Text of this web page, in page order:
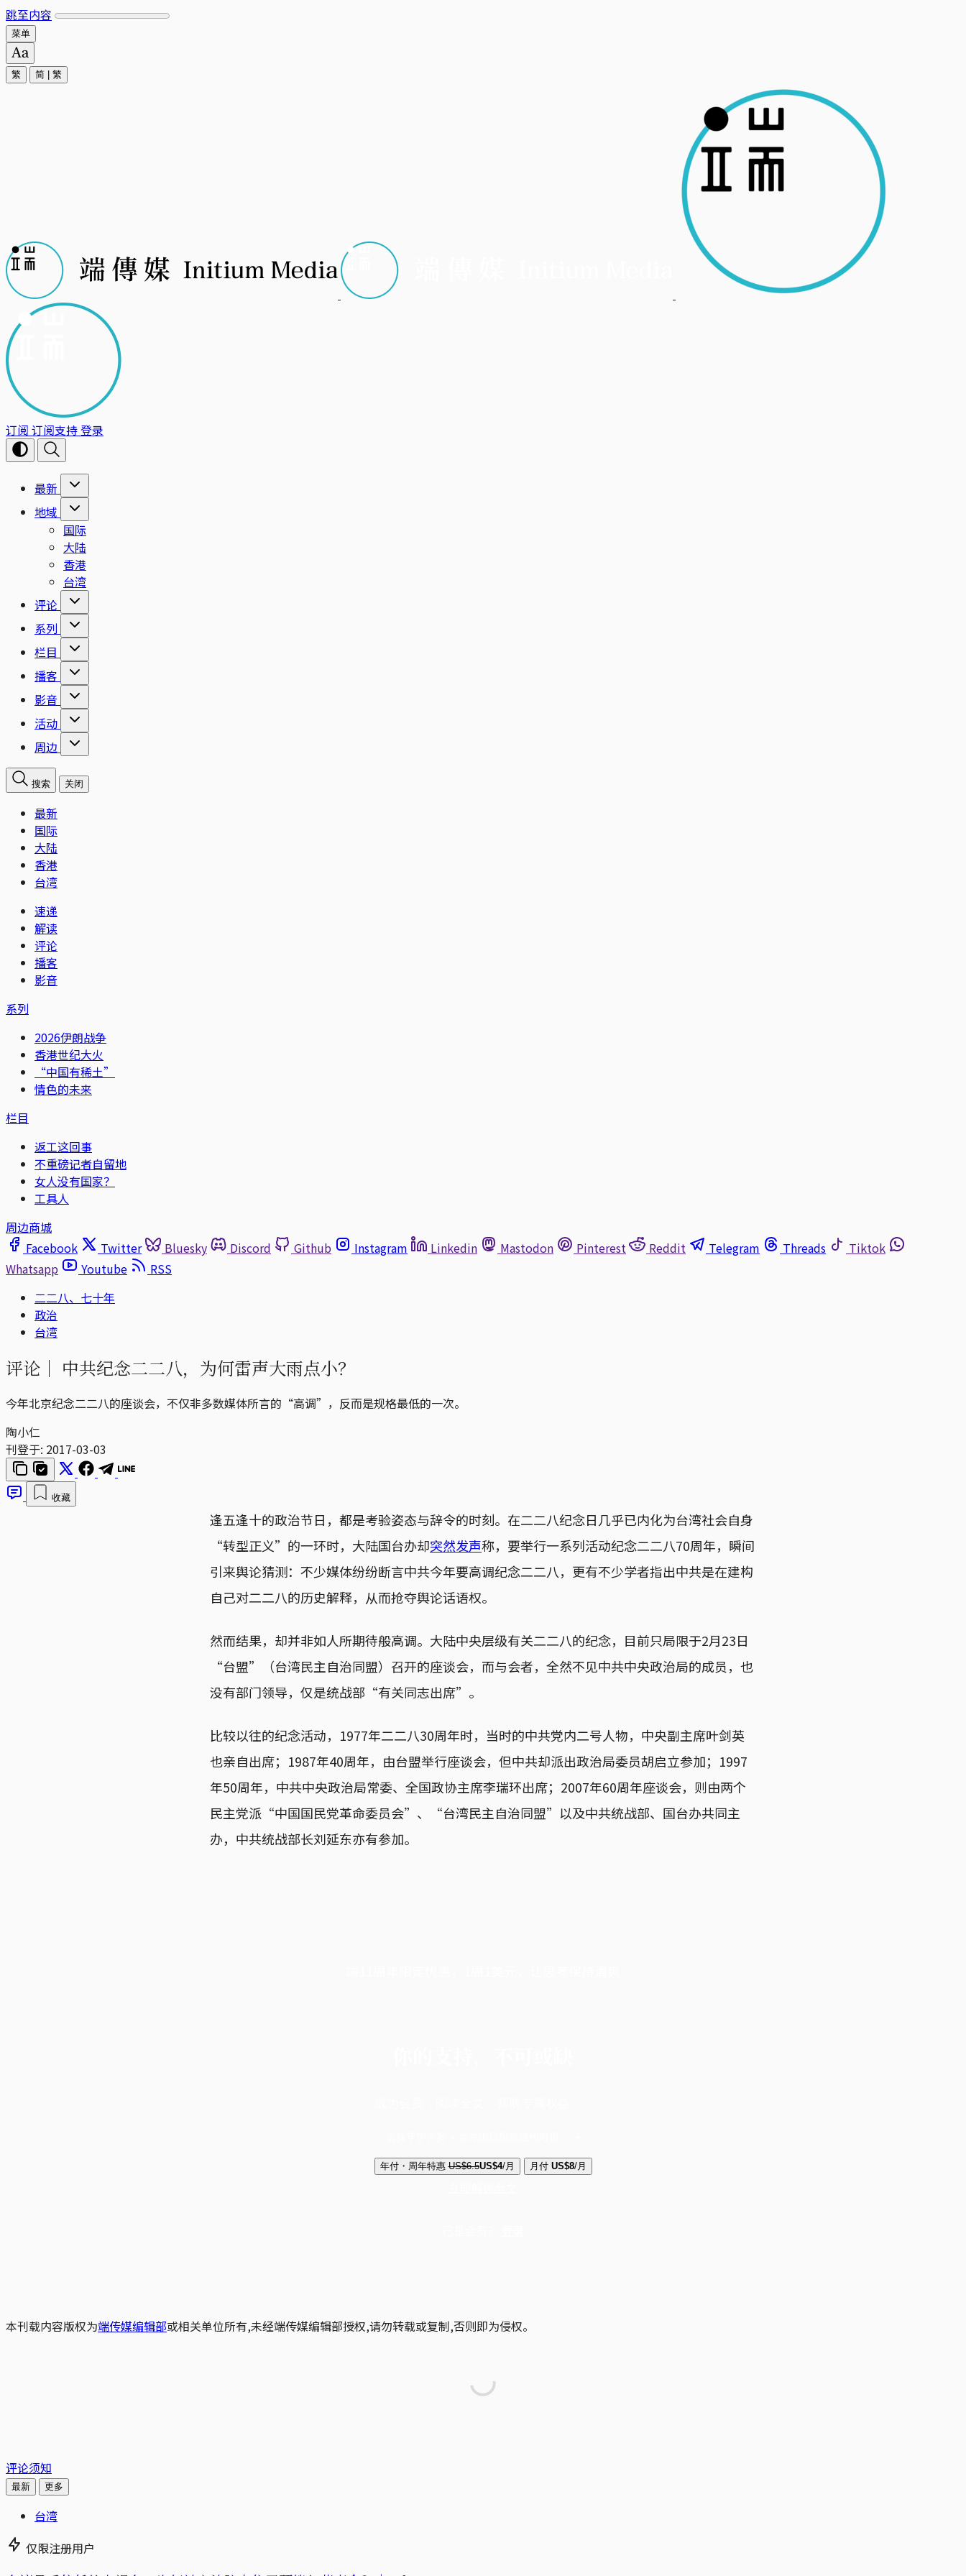
跳至内容
菜单
繁 简 繁
订阅 订阅支持登录
最新
地域
国际
大陆
香港
台湾
评论
系列
栏目
播客
影音
活动
周边
搜索 关闭
最新
国际
大陆
香港
台湾
速递
解读
评论
播客
影音
系列
2026伊朗战争
香港世纪大火
“中国有稀土”
情色的未来
栏目
返工这回事
不重磅记者自留地
女人没有国家？
工具人
周边商城
Facebook
Twitter Bluesky Discord Github Instagram Linkedin Mastodon Pinterest Reddit Telegram Threads
Tiktok
Whatsapp
Youtube
RSS
二二八、七十年
政治
台湾
评论｜ 中共纪念二二八，为何雷声大雨点小？
今年北京纪念二二八的座谈会，不仅非多数媒体所言的“高调”，反而是规格最低的一次。
陶小仁
刊登于: 2017-03-03
收藏
逢五逢十的政治节日，都是考验姿态与辞令的时刻。在二二八纪念日几乎已内化为台湾社会自身
“转型正义”的一环时，大陆国台办却突然发声称，要举行一系列活动纪念二二八70周年，瞬间
引来舆论猜测：不少媒体纷纷断言中共今年要高调纪念二二八，更有不少学者指出中共是在建构
自己对二二八的历史解释，从而抢夺舆论话语权。
然而结果，却并非如人所期待般高调。大陆中央层级有关二二八的纪念，目前只局限于2月23日
“台盟”（台湾民主自治同盟）召开的座谈会，而与会者，全然不见中共中央政治局的成员，也
没有部门领导，仅是统战部“有关同志出席”。
比较以往的纪念活动，1977年二二八30周年时，当时的中共党内二号人物，中央副主席叶剑英
也亲自出席；1987年40周年，由台盟举行座谈会，但中共却派出政治局委员胡启立参加；1997
年50周年，中共中央政治局常委、全国政协主席李瑞环出席；2007年60周年座谈会，则由两个
民主党派“中国国民党革命委员会”、“台湾民主自治同盟”以及中共统战部、国台办共同主
办，中共统战部长刘延东亦有参加。
年付・周年特惠 US$6.5US$4/月 月付 US$8/月
本刊载内容版权为端传媒编辑部或相关单位所有,未经端传媒编辑部授权,请勿转载或复制,否则即为侵权。
评论须知
最新 更多
台湾
仅限注册用户